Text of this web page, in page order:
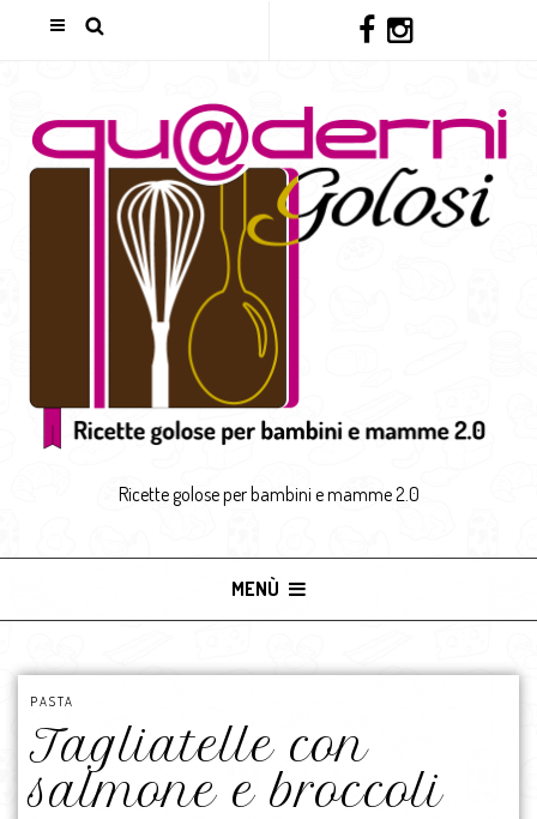
Ricette golose per bambini e mamme 2.0
MENÙ
PASTA
Tagliatelle con
salmone e broccoli